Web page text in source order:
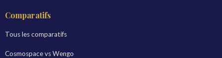
Comparatifs
Tous les comparatifs
Cosmospace vs Wengo